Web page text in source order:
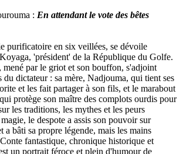
: En attendant le vote des bêtes
purificatoire en six veillées, se dévoile
'président' de la République du Golfe.
mené par le griot et son bouffon, s'adjoint
du dictateur : sa mère, Nadjouma, qui tient ses
et les fait partager à son fils, et le marabout
protège son maître des complots ourdis pour
les traditions, les mythes et les peurs
le despote a assis son pouvoir sur
a bâti sa propre légende, mais les mains
fantastique, chronique historique et
un portrait féroce et plein d'humour de